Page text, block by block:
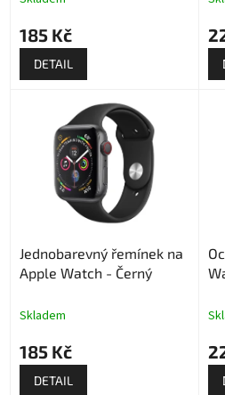
185 Kč
DETAIL
Jednobarevný řemínek na
Apple Watch - Černý
Skladem
185 Kč
DETAIL